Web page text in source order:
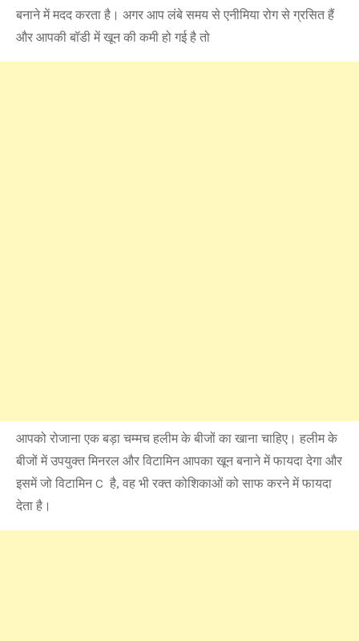
बनाने में मदद करता है। अगर आप लंबे समय से एनीमिया रोग से ग्रसित हैं
और आपकी बॉडी में खून की कमी हो गई है तो
आपको रोजाना एक बड़ा चम्मच हलीम के बीजों का खाना चाहिए। हलीम के
बीजों में उपयुक्त मिनरल और विटामिन आपका खून बनाने में फायदा देगा और
इसमें जो विटामिन C है, वह भी रक्त कोशिकाओं को साफ करने में फायदा
देता है।